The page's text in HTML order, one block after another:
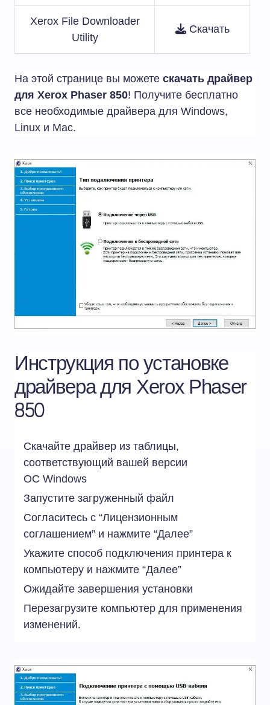
Xerox File Downloader
Utility
Скачать
На этой странице вы можете скачать драйвер
для Xerox Phaser 850! Получите бесплатно
все необходимые драйвера для Windows,
Linux и Mac.
Инструкция по установке
драйвера для Xerox Phaser
850
Скачайте драйвер из таблицы,
соответствующий вашей версии
ОС Windows
Запустите загруженный файл
Согласитесь с “Лицензионным
соглашением” и нажмите “Далее”
Укажите способ подключения принтера к
компьютеру и нажмите “Далее”
Ожидайте завершения установки
Перезагрузите компьютер для применения
изменений.